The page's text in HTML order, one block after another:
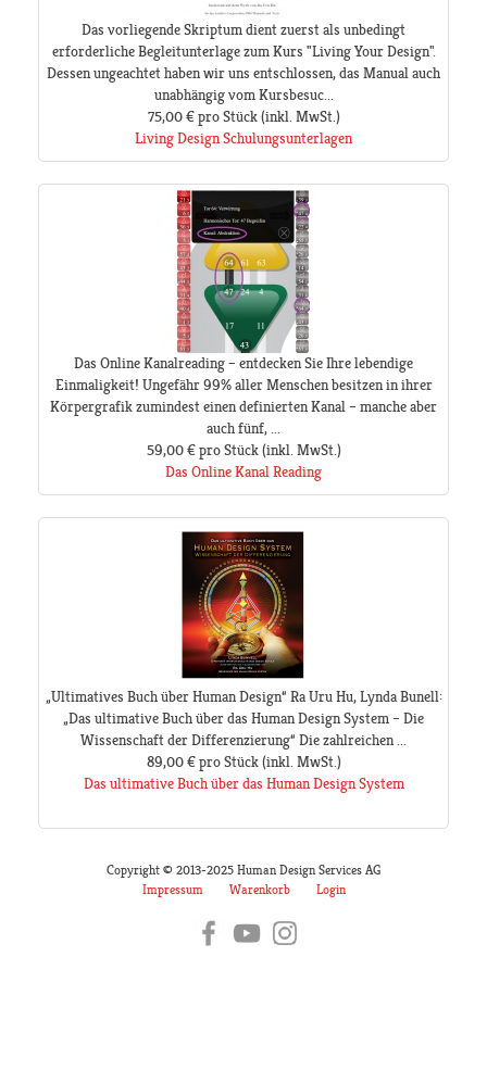
Das vorliegende Skriptum dient zuerst als unbedingt
erforderliche Begleitunterlage zum Kurs "Living Your Design".
Dessen ungeachtet haben wir uns entschlossen, das Manual auch
unabhängig vom Kursbesuc...
75,00 € pro Stück(inkl. MwSt.)
Living Design Schulungsunterlagen
Das Online Kanalreading – entdecken Sie Ihre lebendige
Einmaligkeit! Ungefähr 99% aller Menschen besitzen in ihrer
Körpergrafik zumindest einen definierten Kanal – manche aber
auch fünf, ...
59,00 € pro Stück(inkl. MwSt.)
Das Online Kanal Reading
„Ultimatives Buch über Human Design“ Ra Uru Hu, Lynda Bunell:
„Das ultimative Buch über das Human Design System – Die
Wissenschaft der Differenzierung“ Die zahlreichen ...
89,00 € pro Stück(inkl. MwSt.)
Das ultimative Buch über das Human Design System
Copyright © 2013-2025 Human Design Services AG
Impressum
Warenkorb Login